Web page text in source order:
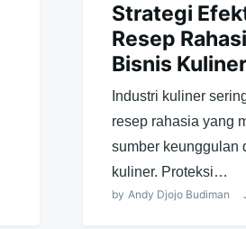
Strategi
Resep
Bisnis Kuliner
Industri kuliner
resep rahasia yang
sumber keunggulan
kuliner. Proteksi…
by Andy Djojo Budiman